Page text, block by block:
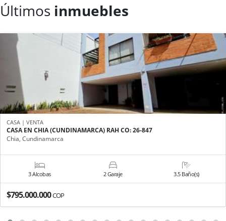
Últimos inmuebles
CASA | VENTA
CASA EN CHIA (CUNDINAMARCA) RAH CO: 26-847
Chia, Cundinamarca
3 Alcobas 2 Garaje 3.5 Baño(s)
$795.000.000COP